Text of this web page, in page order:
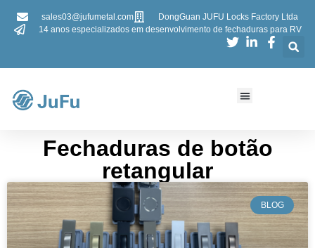
sales03@jufumetal.com
DongGuan JUFU Locks Factory Ltda
14 anos especializados em desenvolvimento de fechaduras para RV
Fechaduras de botão
retangular
BLOG